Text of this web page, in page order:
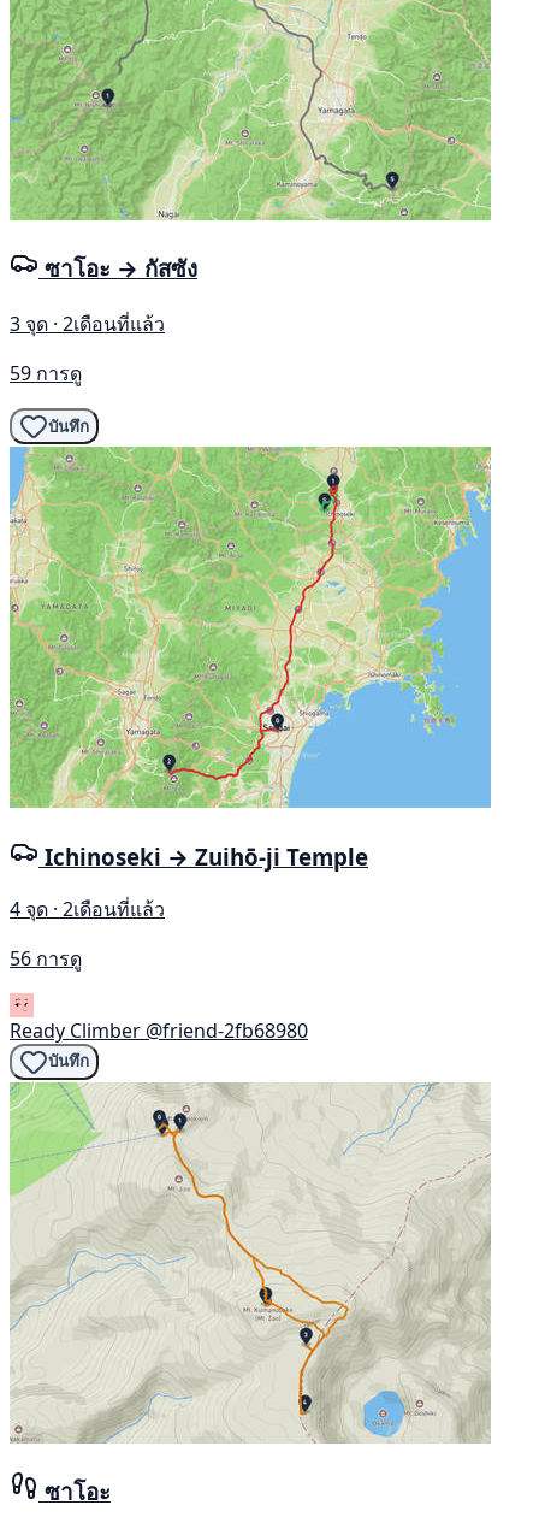
ซาโอะ → กัสซัง
3 จุด · 2เดือนที่แล้ว
59 การดู
บันทึก
Ichinoseki → Zuihō-ji Temple
4 จุด · 2เดือนที่แล้ว
56 การดู
Ready Climber @friend-2fb68980
บันทึก
ซาโอะ